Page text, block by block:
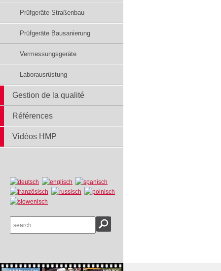
Prüfgeräte Straßenbau
Prüfgeräte Bausanierung
Vermessungsgeräte
Laborausrüstung
Gestion de la qualité
Références
Vidéos HMP